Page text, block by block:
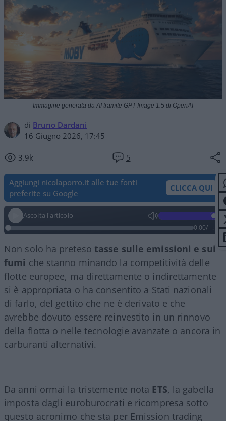
di Bruno Dardani
16 Giugno 2026, 17:45
3.9k 5
Immagine generata da AI tramite GPT Image 1.5 di OpenAI
Aggiungi nicolaporro.it alle tue fonti
preferite su Google
CLICCA QUI
Ascolta l'articolo
0:00/--:--
Non solo ha preteso tasse sulle emissioni e sui
fumi che stanno minando la competitività delle
flotte europee, ma direttamente o indirettamente
si è appropriata o ha consentito a Stati nazionali
di farlo, del gettito che ne è derivato e che
avrebbe dovuto essere reinvestito in un rinnovo
della flotta o nelle tecnologie avanzate o ancora in
carburanti alternativi.
Da anni ormai la tristemente nota ETS, la gabella
imposta dagli euroburocrati e ricompresa sotto
questo acronimo che sta per Emission trading